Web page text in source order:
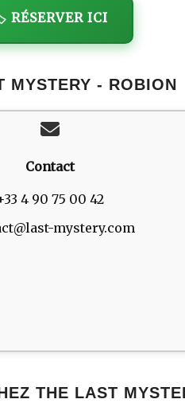
RÉSERVER ICI
MYSTERY - ROBION
Contact
4 90 75 00 42
mystery.com
THE LAST